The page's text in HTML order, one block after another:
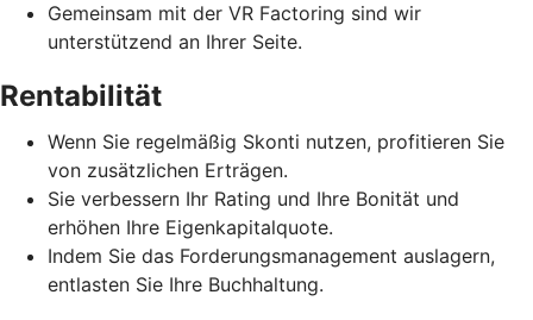
Gemeinsam mit der VR Factoring sind wir
unterstützend an Ihrer Seite.
Rentabilität
Wenn Sie regelmäßig Skonti nutzen, profitieren Sie
von zusätzlichen Erträgen.
Sie verbessern Ihr Rating und Ihre Bonität und
erhöhen Ihre Eigenkapitalquote.
Indem Sie das Forderungsmanagement auslagern,
entlasten Sie Ihre Buchhaltung.